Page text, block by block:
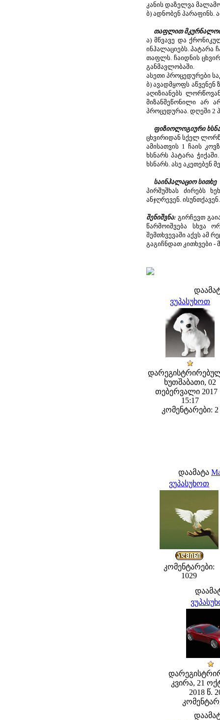
კანის დაზელვა
ბ) ადნობენ პარაფინს.
თაფლით
ა) მწვავე და
ინჰალაციებს. პატარა
თაფლს. ჩაიდნის
განმავლობაში.
ასეთი პროცედურები
ბ) ავადმყოფს
აღიზიანებს
მიზანშეწონილი არ
პროცედურაა. დღეში 2
ფიზიოლოგიური
ცხვირიდან სქელ
ამისათვის 1 ჩაის
ხსნარს პატარა
ხსნარს. ასე აკეთებენ
საინჰალაციო სითხე
პირშუშხას ძირებს
ანჯღრევენ.
შენიშვნა: გირჩევთ
წარმოიშვება სხვა
შემთხვევაში აქვს ამ
გაგიჩნდათ კითხვები -
ვუპასუხოთ
ხუთშაბათი, 02
თებერვალი 2017
15:17
კომენტარები: 2
დაამატა
ვუპასუხოთ
კომენტარები:
1029
კვირა, 21
2018 წ.